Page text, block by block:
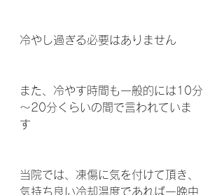
冷やし過ぎる必要はありません
また、冷やす時間も一般的には10分
～20分くらいの間で言われていま
す
当院では、凍傷に気を付けて頂き、
気持ち良い冷却温度であれば一晩中